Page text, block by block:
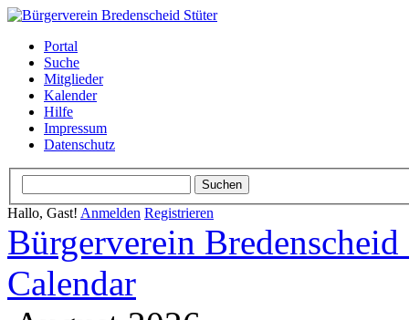
Portal
Suche
Mitglieder
Kalender
Hilfe
Impressum
Datenschutz
Hallo, Gast! Anmelden Registrieren
Bürgerverein Bredenscheid
Calendar